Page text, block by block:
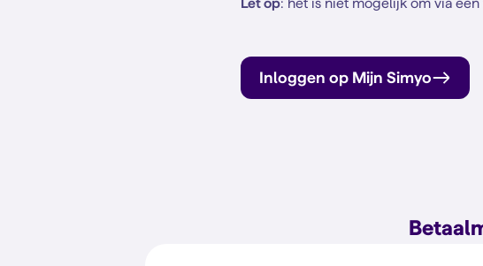
Let op: het is niet mogelijk om via
Inloggen op Mijn Simyo